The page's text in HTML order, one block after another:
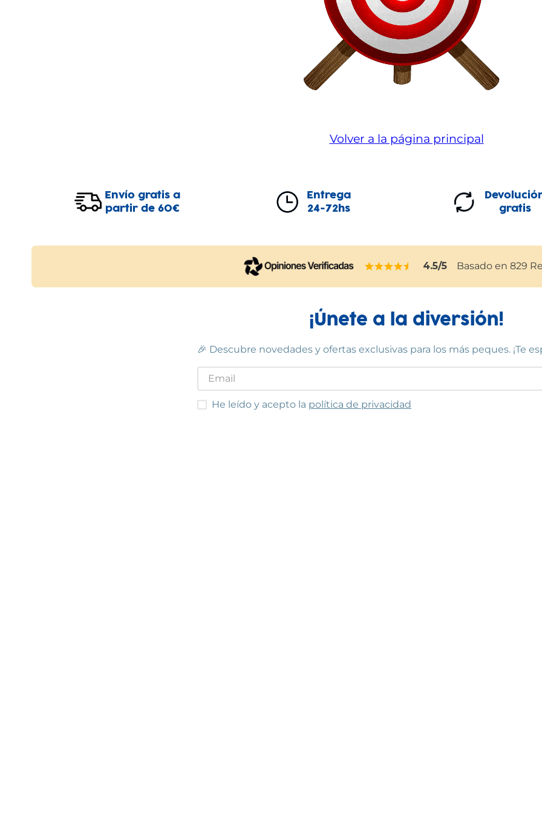
Volver a la página principal
Envío gratis a
partir de 60€
Entrega
24-72hs
gratis
4.5/5 Basado en 829
¡Únete a la diversión!
🎉 Descubre novedades y ofertas exclusivas para los más peques. ¡Te
He leído y acepto las condiciones
He leído y acepto la política de privacidad